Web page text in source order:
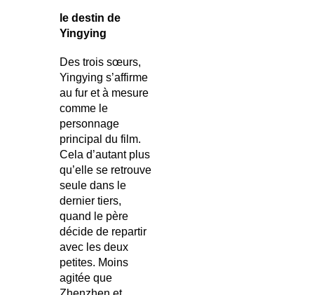
le destin de
Yingying
Des trois sœurs,
Yingying s’affirme
au fur et à mesure
comme le
personnage
principal du film.
Cela d’autant plus
qu’elle se retrouve
seule dans le
dernier tiers,
quand le père
décide de repartir
avec les deux
petites. Moins
agitée que